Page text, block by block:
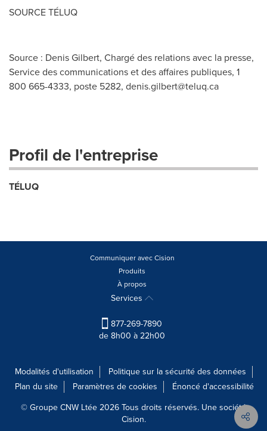
SOURCE TÉLUQ
Source : Denis Gilbert, Chargé des relations avec la presse,
Service des communications et des affaires publiques, 1
800 665-4333, poste 5282, denis.gilbert@teluq.ca
Profil de l'entreprise
TÉLUQ
Communiquer avec Cision
Produits
À propos
Services
877-269-7890
de 8h00 à 22h00
Modalités d'utilisation
Politique sur la sécurité des données
Plan du site
Paramètres de cookies
Énoncé d'accessibilité
© Groupe CNW Ltée 2026 Tous droits réservés. Une société
Cision.